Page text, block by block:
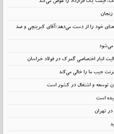
قیمت یک قرارداد را عوض می‌کند
خود را از دست می‌دهد؛آقای کبریتچی و صد
انبار اختصاصی گمرک در فولاد خراسان
جیب ما را خالی می‌کند
توسعه و اشتغال در کشور است
است
تهران